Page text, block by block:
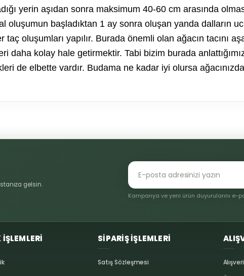
yerin aşıdan sonra maksimum 40-60 cm arasında
oluşumun başladıktan 1 ay sonra oluşan yanda dalların
oluşumları yapılır. Burada önemli olan ağacın tacını
daha kolay hale getirmektir. Tabi bizim burada
de elbette vardır. Budama ne kadar iyi olursa
Bu ürüne ilk yorumu siz yapın!
Yorum Yaz
gelsin.
Kampanya ve yeni ürün duyurularını e-
SİPARİŞ İŞLEMLERİ
Satış Sözleşmesi